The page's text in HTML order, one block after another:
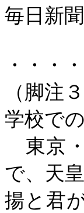
毎日新
・・・
（脚注３
学校で
東京
で、天
揚と君